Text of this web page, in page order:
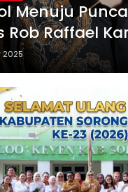
Menuju
Rob Raffael
HIPMI PBD
2025